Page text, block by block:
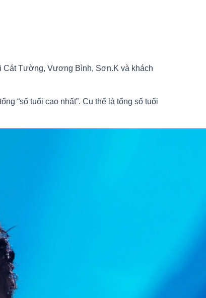
Cát Tường, Vương Bình, Sơn.K và khách
“số tuổi cao nhất”. Cụ thể là tổng số tuổi